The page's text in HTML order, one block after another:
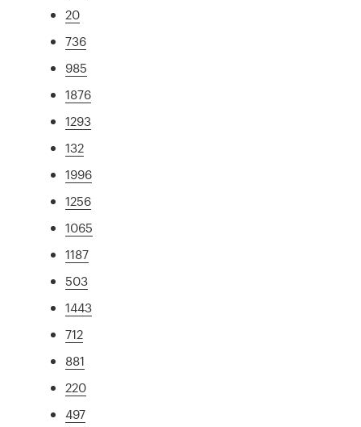
20
736
985
1876
1293
132
1996
1256
1065
1187
503
1443
712
881
220
497